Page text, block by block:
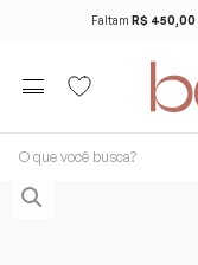
Faltam R$ 450,00